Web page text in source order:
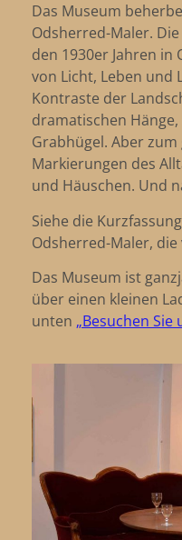
Das Museum
Odsherred-Maler.
den 1930er Jahren
von Licht, Leben und
Kontraste der
dramatischen
Grabhügel. Aber
Markierungen des
und Häuschen. Und
Siehe die Kurzfassung
Odsherred-Maler,
Das Museum ist
über einen kleinen
unten „Besuchen Sie